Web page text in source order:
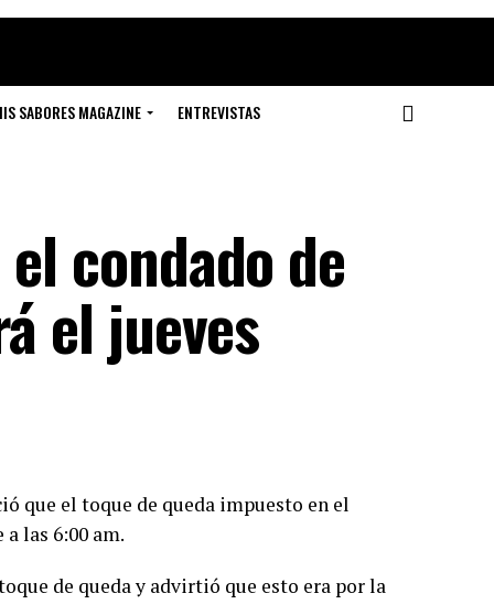
SABORES MAGAZINE ENTREVISTAS
condado de
el jueves
que el toque de queda impuesto en el
las 6:00 am.
de queda y advirtió que esto era por la